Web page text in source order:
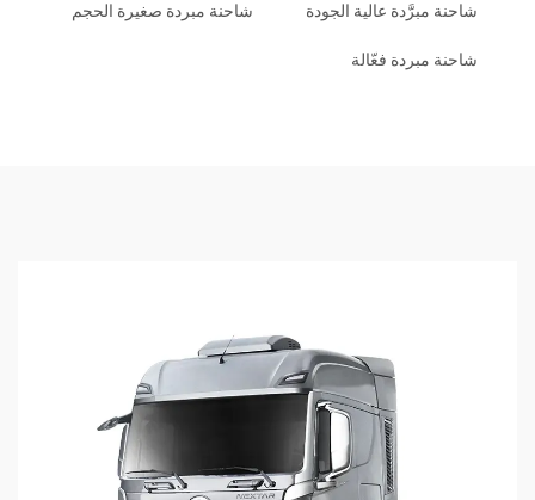
شاحنة مبرَّدة عالية الجودة شاحنة مبردة صغيرة الحجم
شاحنة مبردة فعّالة